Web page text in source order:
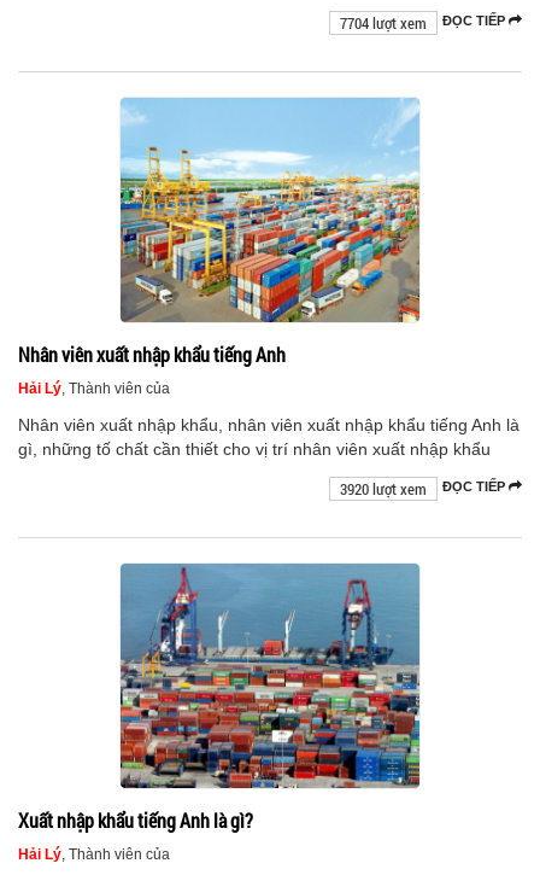
ĐỌC TIẾP
7704 lượt xem
Nhân viên xuất nhập khẩu tiếng Anh
Hải Lý , Thành viên của
Nhân viên xuất nhập khẩu, nhân viên xuất nhập khẩu tiếng Anh là
gì, những tố chất cần thiết cho vị trí nhân viên xuất nhập khẩu
ĐỌC TIẾP
3920 lượt xem
Xuất nhập khẩu tiếng Anh là gì?
Hải Lý , Thành viên của